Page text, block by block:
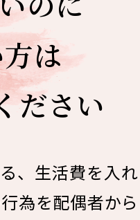
は
ださい
、生活費を入れ
為を配偶者から